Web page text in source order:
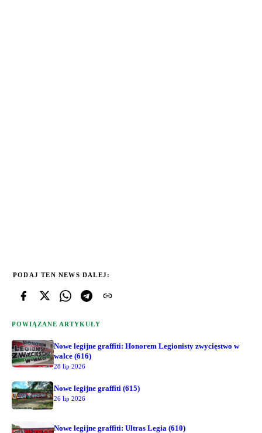
PODAJ TEN NEWS DALEJ:
POWIĄZANE ARTYKUŁY
Nowe legijne graffiti: Honorem Legionisty zwycięstwo w
walce (616)
28 lip 2026
Nowe legijne graffiti (615)
26 lip 2026
Nowe legijne graffiti: Ultras Legia (610)